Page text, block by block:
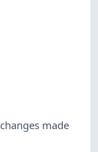
made